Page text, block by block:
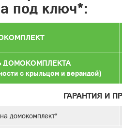
под ключ*:
ДОМОКОМПЛЕКТА
с крыльцом и верандой)
ГАРАНТИЯ И
домокомплект*